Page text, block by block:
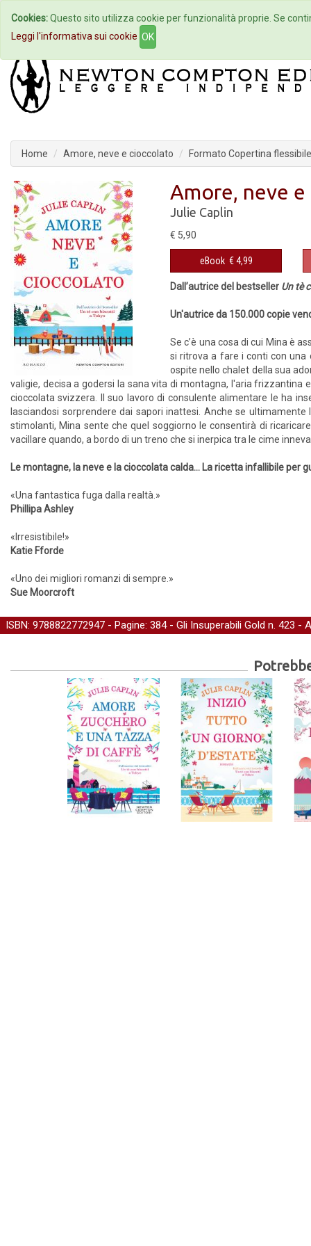
Home Autori Eventi
Home Amore, neve e cioccolato Formato Copertina flessibile
Amore, neve
Julie Caplin
€ 5,90
eBook € 4,99
Dall’autrice del bestseller Un tè
Un'autrice da 150.000 copie
Se c’è una cosa di cui Mina è
si ritrova a fare i conti con una
ospite nello chalet della sua
valigie, decisa a godersi la sana vita di montagna, l'aria
cioccolata svizzera. Il suo lavoro di consulente alimentare le ha
lasciandosi sorprendere dai sapori inattesi. Anche se
stimolanti, Mina sente che quel soggiorno le consentirà di
vacillare quando, a bordo di un treno che si inerpica tra le cime
Le montagne, la neve e la cioccolata calda... La ricetta infallibile per
«Una fantastica fuga dalla realtà.»
Phillipa Ashley
«Irresistibile!»
Katie Fforde
«Uno dei migliori romanzi di sempre.»
Sue Moorcroft
ISBN: 9788822772947 - Pagine: 384 - Gli Insuperabili Gold n. 423 -
Cookies:Questo sito utilizza cookie per funzionalità proprie. Se
Leggi l'informativa sui cookie OK